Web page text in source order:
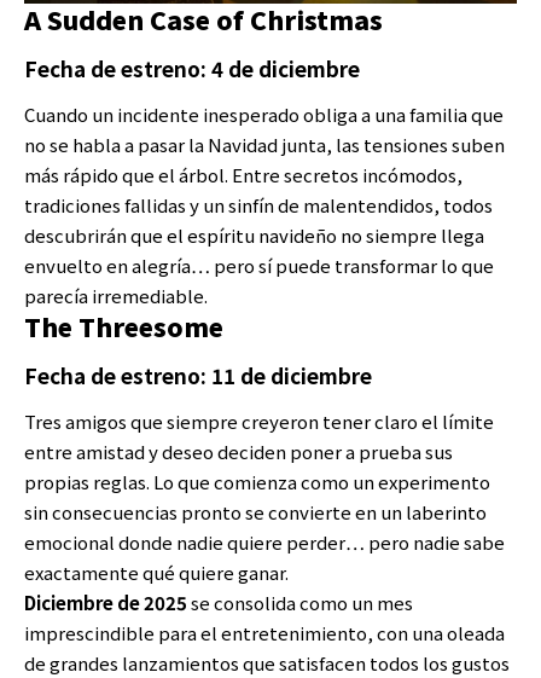
A Sudden Case of Christmas
Fecha de estreno: 4 de diciembre
Cuando un incidente inesperado obliga a una familia que
no se habla a pasar la Navidad junta, las tensiones suben
más rápido que el árbol. Entre secretos incómodos,
tradiciones fallidas y un sinfín de malentendidos, todos
descubrirán que el espíritu navideño no siempre llega
envuelto en alegría… pero sí puede transformar lo que
parecía irremediable.
The Threesome
Fecha de estreno: 11 de diciembre
Tres amigos que siempre creyeron tener claro el límite
entre amistad y deseo deciden poner a prueba sus
propias reglas. Lo que comienza como un experimento
sin consecuencias pronto se convierte en un laberinto
emocional donde nadie quiere perder… pero nadie sabe
exactamente qué quiere ganar.
Diciembre de 2025se consolida como un mes
imprescindible para el entretenimiento, con una oleada
de grandes lanzamientos que satisfacen todos los gustos